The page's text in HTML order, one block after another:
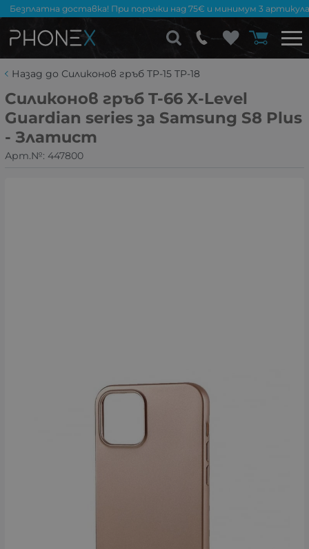
Безплатна доставка! При поръчки над 75€ и минимум 3
Назад до Силиконов гръб TP-15 TP-18
Силиконов гръб T-66 X-Level
Guardian series за Samsung S8 Plus
- Златист
Арт.№: 447800